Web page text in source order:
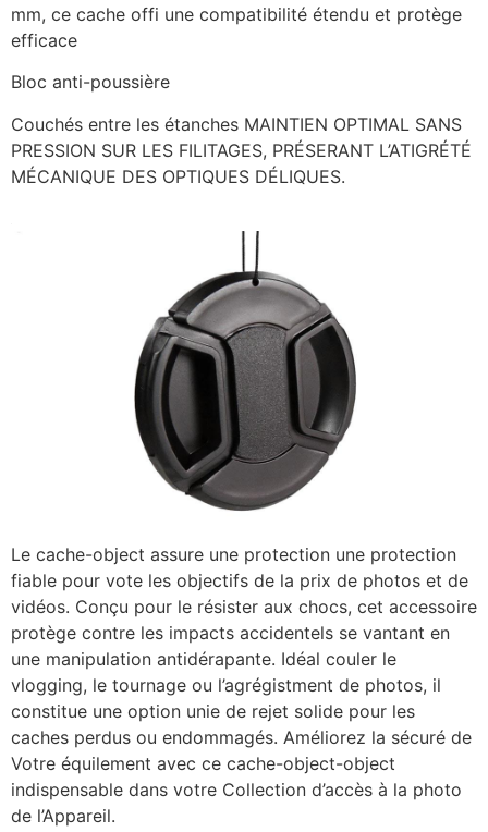
mm, ce cache offi une compatibilité étendu et protège
efficace
Bloc anti-poussière
Couchés entre les étanches MAINTIEN OPTIMAL SANS
PRESSION SUR LES FILITAGES, PRÉSERANT L’ATIGRÉTÉ
MÉCANIQUE DES OPTIQUES DÉLIQUES.
Le cache-object assure une protection une protection
fiable pour vote les objectifs de la prix de photos et de
vidéos. Conçu pour le résister aux chocs, cet accessoire
protège contre les impacts accidentels se vantant en
une manipulation antidérapante. Idéal couler le
vlogging, le tournage ou l’agrégistment de photos, il
constitue une option unie de rejet solide pour les
caches perdus ou endommagés. Améliorez la sécuré de
Votre équilement avec ce cache-object-object
indispensable dans votre Collection d’accès à la photo
de l’Appareil.